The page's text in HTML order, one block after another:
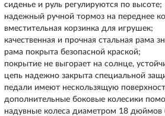
сиденье и руль регулируются по высоте;
надежный ручной тормоз на переднее
вместительная корзинка для игрушек;
качественная и прочная стальная рама
рама покрыта безопасной краской;
покрытие не выгорает на солнце,
цепь надежно закрыта специальной
педали имеют нескользящую
дополнительные боковые колесики
надувные колеса диаметром 18 дюймов